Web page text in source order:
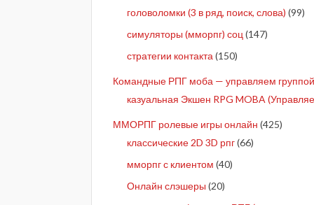
головоломки (3 в ряд, поиск, слова) (99)
симуляторы (мморпг) соц (147)
стратегии контакта (150)
Командные РПГ моба — управляем группой
казуальная Экшен RPG MOBA
ММОРПГ ролевые игры онлайн (425)
классические 2D 3D рпг(66)
мморпг с клиентом (40)
Онлайн слэшеры (20)